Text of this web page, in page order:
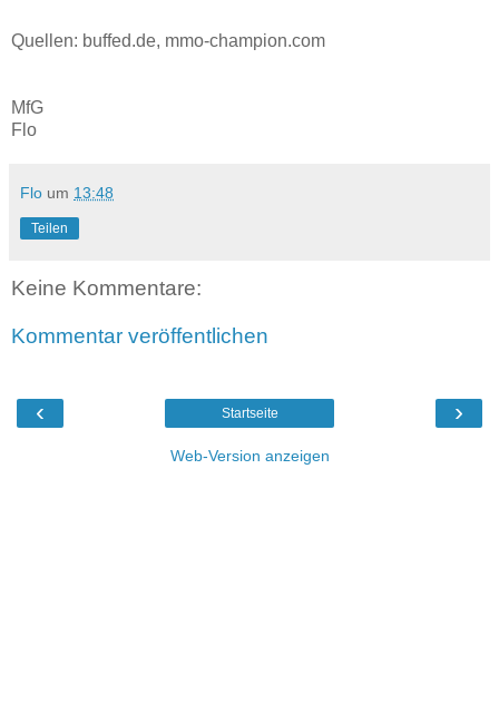
Quellen: buffed.de, mmo-champion.com
MfG
Flo
Flo um 13:48
Teilen
Keine Kommentare:
Kommentar veröffentlichen
‹ ›
Startseite
Web-Version anzeigen